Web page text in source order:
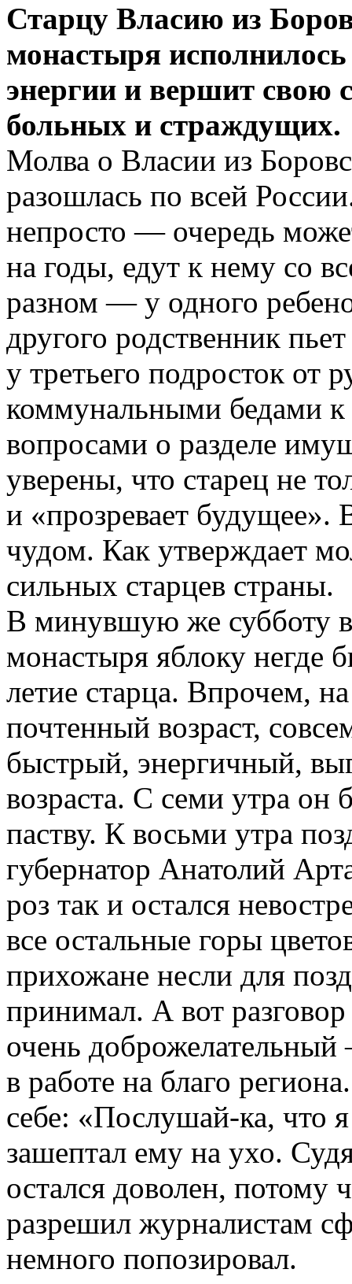
Старцу Власию из
монастыря
энергии и вершит свою
больных и страждущих.
Молва о Власии из
разошлась по всей
непросто — очередь
на годы, едут к нему со
разном — у одного
другого родственник
у третьего подросток от
коммунальными бедами
вопросами о разделе
уверены, что старец не
и «прозревает будущее».
чудом. Как утверждает
сильных старцев страны.
В минувшую же субботу
монастыря яблоку негде
летие старца. Впрочем,
почтенный возраст,
быстрый, энергичный,
возраста. С семи утра он
паству. К восьми утра
губернатор Анатолий
роз так и остался
все остальные горы
прихожане несли для
принимал. А вот разговор
очень
в работе на благо
себе: «Послушай-­ка, что
зашептал ему на ухо.
остался доволен,
разрешил журналистам
немного попозировал.